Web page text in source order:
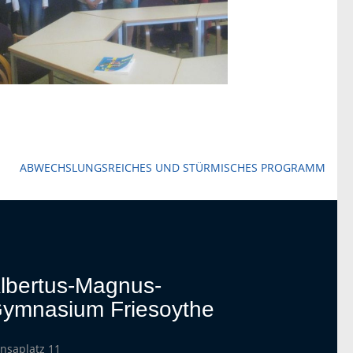
ABWECHSLUNGSREICHES UND STÜRMISCHES PROGRAMM
Magnus-
Friesoythe
11